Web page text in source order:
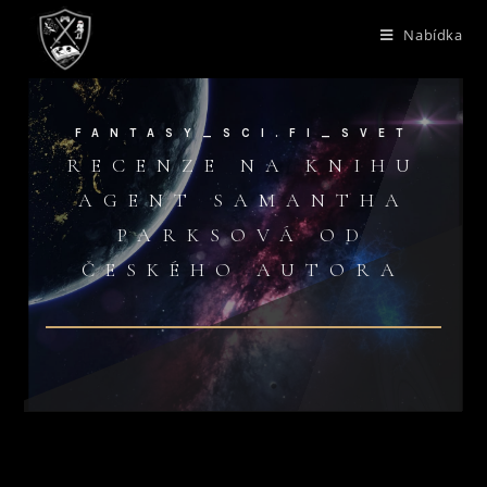
Nabídka
FANTASY_SCI.FI_SVET
RECENZE NA KNIHU
AGENT SAMANTHA
PARKSOVÁ OD
ČESKÉHO AUTORA